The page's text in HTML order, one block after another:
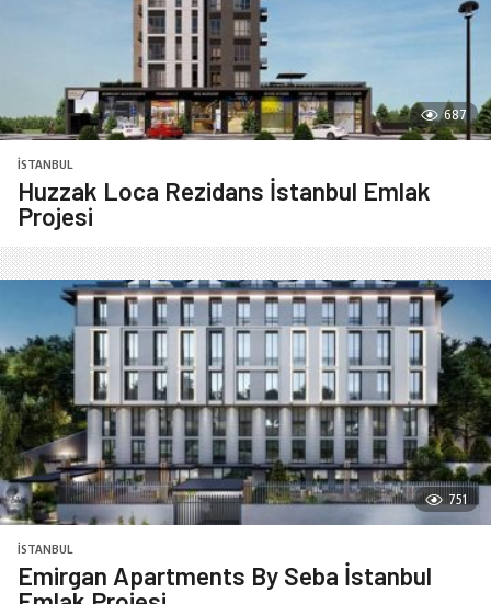
687
İSTANBUL
Huzzak Loca Rezidans İstanbul Emlak
Projesi
751
İSTANBUL
Emirgan Apartments By Seba İstanbul